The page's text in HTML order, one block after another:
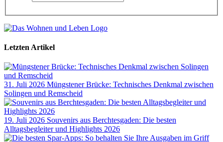
Letzten Artikel
31. Juli 2026 Müngstener Brücke: Technisches Denkmal zwischen
Solingen und Remscheid
19. Juli 2026 Souvenirs aus Berchtesgaden: Die besten
Alltagsbegleiter und Highlights 2026